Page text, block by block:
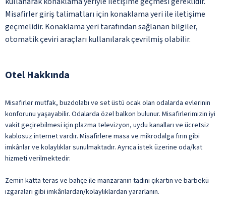
Misafirler giriş talimatları için konaklama yeri ile iletişime
geçmelidir. Konaklama yeri tarafından sağlanan bilgiler,
otomatik çeviri araçları kullanılarak çevrilmiş olabilir.
Otel Hakkında
Misafirler mutfak, buzdolabı ve set üstü ocak olan odalarda evlerinin
konforunu yaşayabilir. Odalarda özel balkon bulunur. Misafirlerimizin iyi
vakit geçirebilmesi için plazma televizyon, uydu kanalları ve ücretsiz
kablosuz internet vardır. Misafirlere masa ve mikrodalga fırın gibi
imkânlar ve kolaylıklar sunulmaktadır. Ayrıca istek üzerine oda/kat
hizmeti verilmektedir.
Zemin katta teras ve bahçe ile manzaranın tadını çıkartın ve barbekü
ızgaraları gibi imkânlardan/kolaylıklardan yararlanın.